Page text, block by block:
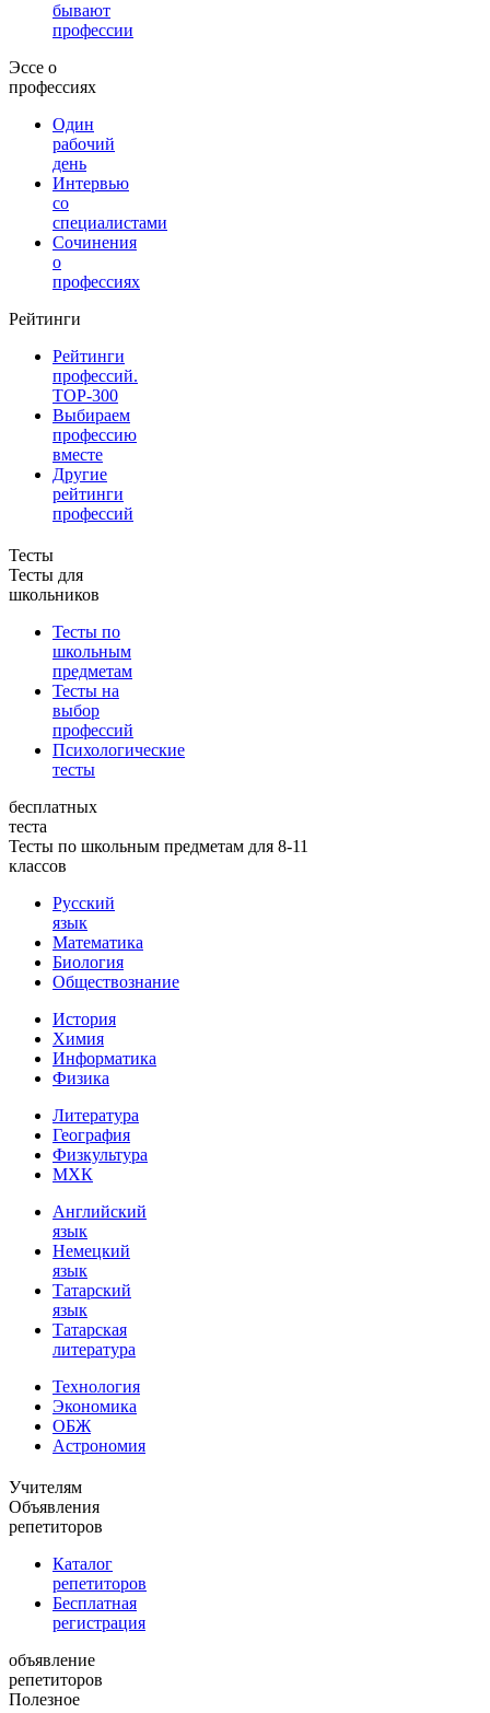
бывают
профессии
Эссе о
профессиях
Один
рабочий
день
Интервью
со
специалистами
Сочинения
о
профессиях
Рейтинги
Рейтинги
профессий.
TOP-300
Выбираем
профессию
вместе
Другие
рейтинги
профессий
Тесты
Тесты для
школьников
Тесты по
школьным
предметам
Тесты на
выбор
профессий
Психологические
тесты
бесплатных
теста
Тесты по школьным предметам для 8-11
классов
Русский
язык
Математика
Биология
Обществознание
История
Химия
Информатика
Физика
Литература
География
Физкультура
МХК
Английский
язык
Немецкий
язык
Татарский
язык
Татарская
литература
Технология
Экономика
ОБЖ
Астрономия
Учителям
Объявления
репетиторов
Каталог
репетиторов
Бесплатная
регистрация
объявление
репетиторов
Полезное